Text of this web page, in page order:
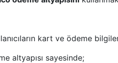
kart ve ödeme
altyapısı sayesinde;